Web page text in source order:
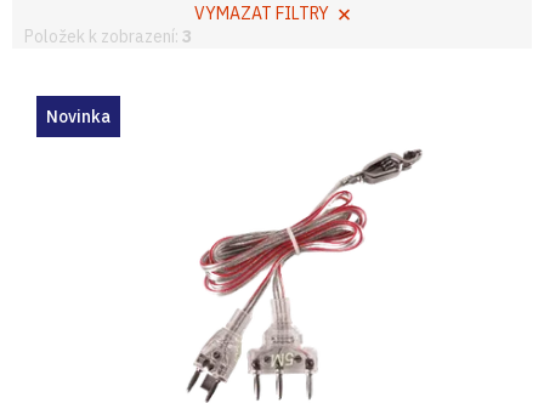
VYMAZAT FILTRY
Položek k zobrazení: 3
Novinka